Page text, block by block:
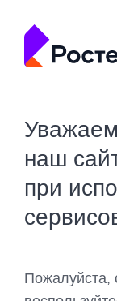
наш
при
Пожалуйста,